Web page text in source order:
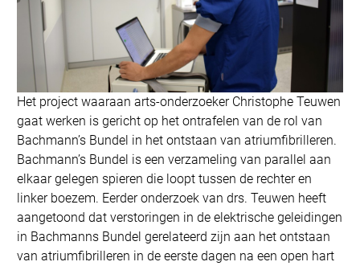
Het project waaraan arts-onderzoeker Christophe Teuwen
gaat werken is gericht op het ontrafelen van de rol van
Bachmann’s Bundel in het ontstaan van atriumfibrilleren.
Bachmann’s Bundel is een verzameling van parallel aan
elkaar gelegen spieren die loopt tussen de rechter en
linker boezem. Eerder onderzoek van drs. Teuwen heeft
aangetoond dat verstoringen in de elektrische geleidingen
in Bachmanns Bundel gerelateerd zijn aan het ontstaan
van atriumfibrilleren in de eerste dagen na een open hart